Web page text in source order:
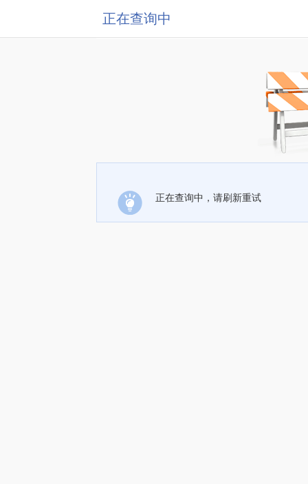
正在查询中
正在查询中，请刷新重试